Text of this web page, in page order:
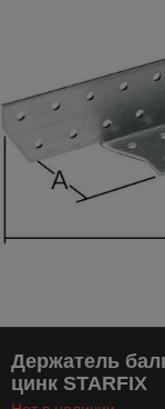
Держатель
цинк STARFIX